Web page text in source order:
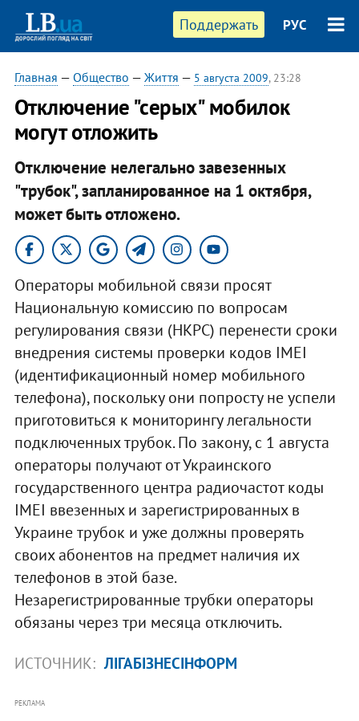
Поддержать РУС
Главная — Общество — Життя — 5 августа 2009, 23:28
Отключение "серых" мобилок
могут отложить
Отключение нелегально завезенных
"трубок", запланированное на 1 октября,
может быть отложено.
Операторы мобильной связи просят
Национальную комиссию по вопросам
регулирования связи (НКРС) перенести сроки
внедрения системы проверки кодов IMEI
(идентификационный номер мобильного
телефона), поскольку они попросту не успели
приготовиться к мониторингу легальности
подключенных трубок. По закону, с 1 августа
операторы получают от Украинского
государственного центра радиочастот коды
IMEI ввезенных и зарегистрированных в
Украине трубок и уже должны проверять
своих абонентов на предмет наличия их
телефонов в этой базе.
Незарегистрированные трубки операторы
обязаны через три месяца отключить.
ИСТОЧНИК: ЛІГАБІЗНЕСІНФОРМ
РЕКЛАМА